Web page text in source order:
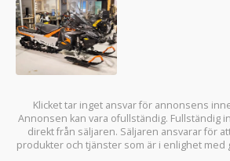
Klicket tar inget ansvar för annonsens
Annonsen kan vara ofullständig. Fullständig
direkt från säljaren. Säljaren ansvarar för
produkter och tjänster som är i enlighet med